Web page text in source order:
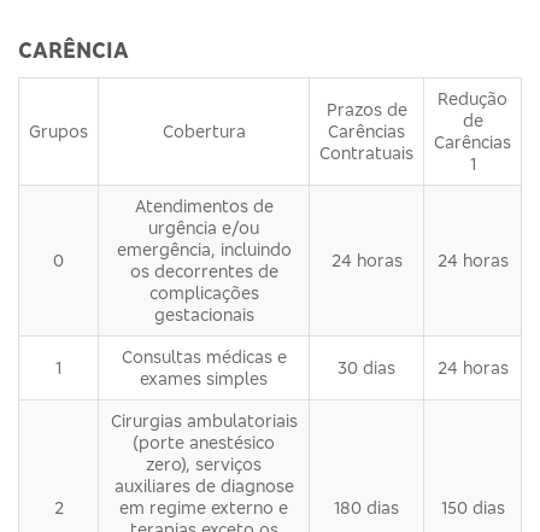
CARÊNCIA
Grupos Cobertura
Prazos de
Carências
Contratuais
Redução
de
Carências
1
0
Atendimentos de
urgência e/ou
emergência, incluindo
os decorrentes de
complicações
gestacionais
24 horas 24 horas
1
Consultas médicas e
exames simples
30 dias 24 horas
2
Cirurgias ambulatoriais
(porte anestésico
zero), serviços
auxiliares de diagnose
em regime externo e
180 dias 150 dias